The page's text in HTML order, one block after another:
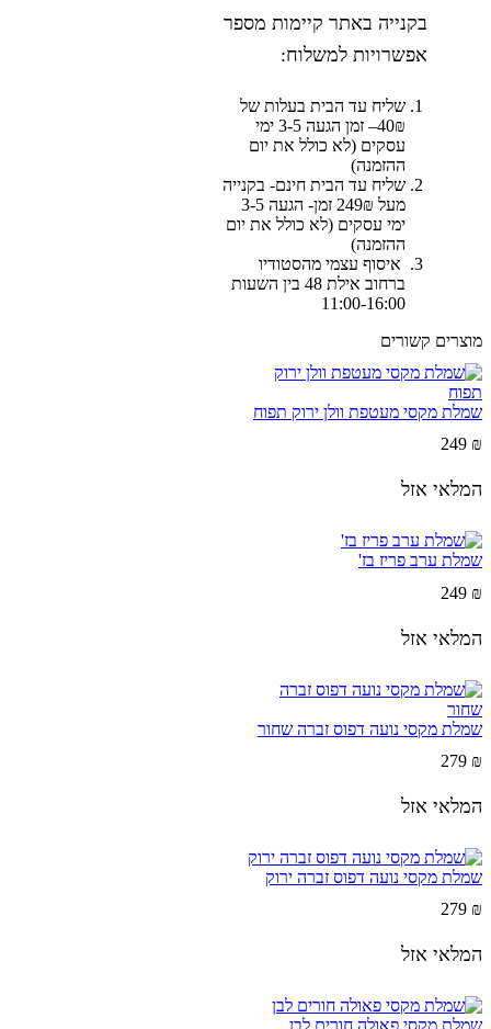
בקנייה באתר קיימות מספר
אפשרויות למשלוח:
שליח עד הבית בעלות של
40₪– זמן הגעה 3-5 ימי
עסקים (לא כולל את יום
ההזמנה)
שליח עד הבית חינם- בקנייה
מעל 249₪ זמן- הגעה 3-5
ימי עסקים (לא כולל את יום
ההזמנה)
איסוף עצמי מהסטודיו
ברחוב אילת 48 בין השעות
11:00-16:00
מוצרים קשורים
שמלת מקסי מעטפת וולן ירוק תפוח
249 ₪
המלאי אזל
שמלת ערב פריז בז'
249 ₪
המלאי אזל
שמלת מקסי נועה דפוס זברה שחור
279 ₪
המלאי אזל
שמלת מקסי נועה דפוס זברה ירוק
279 ₪
המלאי אזל